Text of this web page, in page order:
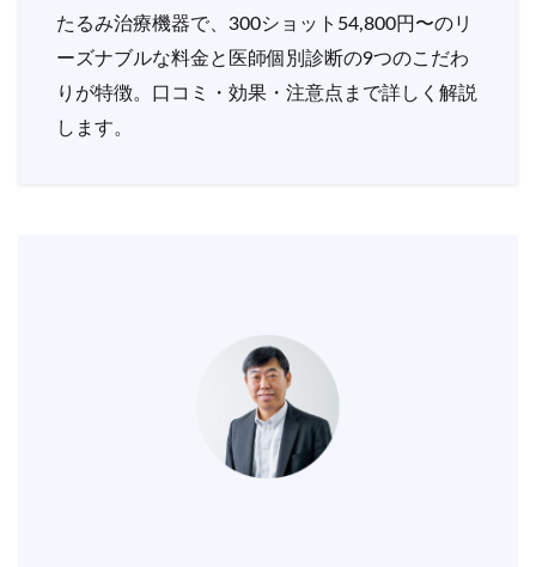
たるみ治療機器で、300ショット54,800円〜のリ
ーズナブルな料金と医師個別診断の9つのこだわ
りが特徴。口コミ・効果・注意点まで詳しく解説
します。